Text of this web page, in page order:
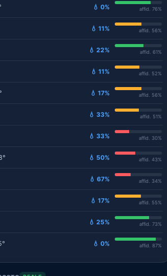
💧 0% affid. 76%
💧 11% affid. 56%
💧 22% affid. 61%
💧 11% affid. 52%
💧 17% affid. 56%
💧 33% affid. 51%
💧 33% affid. 30%
💧 50% affid. 43%
💧 67% affid. 34%
💧 17% affid. 55%
💧 25% affid. 73%
💧 0% affid. 87%